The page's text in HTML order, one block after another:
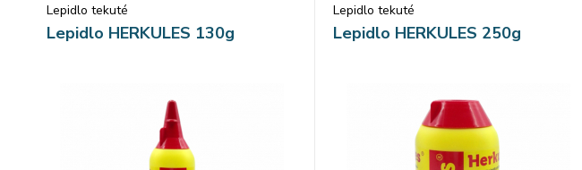
Lepidlo tekuté
Lepidlo HERKULES 130g
Lepidlo tekuté
Lepidlo HERKULES 250g